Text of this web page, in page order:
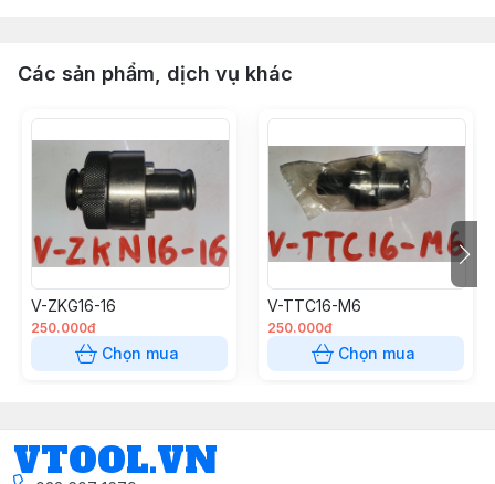
Các sản phẩm, dịch vụ khác
V-ZKG16-16
250.000đ
Chọn mua
V-TTC16-M6
250.000đ
Chọn mua
VTOOL.VN